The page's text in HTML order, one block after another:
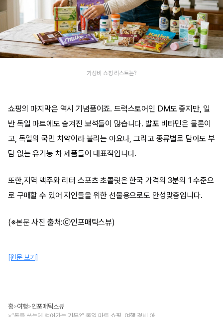
가성비 쇼핑 리스트는?
쇼핑의 마지막은 역시 기념품이죠. 드럭스토어인 DM도 좋지만, 일
반 독일 마트에도 숨겨진 보석들이 많습니다. 발포 비타민은 물론이
고, 독일의 국민 치약이라 불리는 아요나, 그리고 종류별로 담아도 부
담 없는 유기농 차 제품들이 대표적입니다.
또한,지역 맥주와 리터 스포츠 초콜릿은 한국 가격의 3분의 1 수준으
로 구매할 수 있어 지인들을 위한 선물용으로도 안성맞춤입니다.
(※본문 사진 출처:ⓒ인포매틱스뷰)
[원문 보기]
홈>여행>인포매틱스뷰
>